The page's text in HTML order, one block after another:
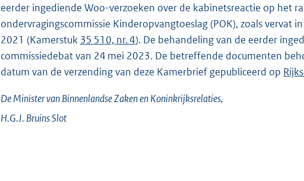
3
6
K
b
eerder ingediende Woo-verzoeken over de kabinetsreactie op het
ondervragingscommissie Kinderopvangtoeslag (POK), zoals vervat
2021 (Kamerstuk 35 510, nr. 4). De behandeling van de eerder
commissiedebat van 24 mei 2023. De betreffende documenten
datum van de verzending van deze Kamerbrief gepubliceerd op E
De Minister van Binnenlandse Zaken en Koninkrijksrelaties,
H.G.J. Bruins Slot